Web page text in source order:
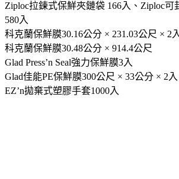
580入
科克蘭保鮮膜30.16公分 × 231.03公尺 × 2入
科克蘭保鮮膜30.48公分 × 914.4公尺
Glad Press’n Seal強力保鮮膜3入
Glad佳能PE保鮮膜300公尺 × 33公分 × 2入
EZ’n拋棄式塑膠手套1000入